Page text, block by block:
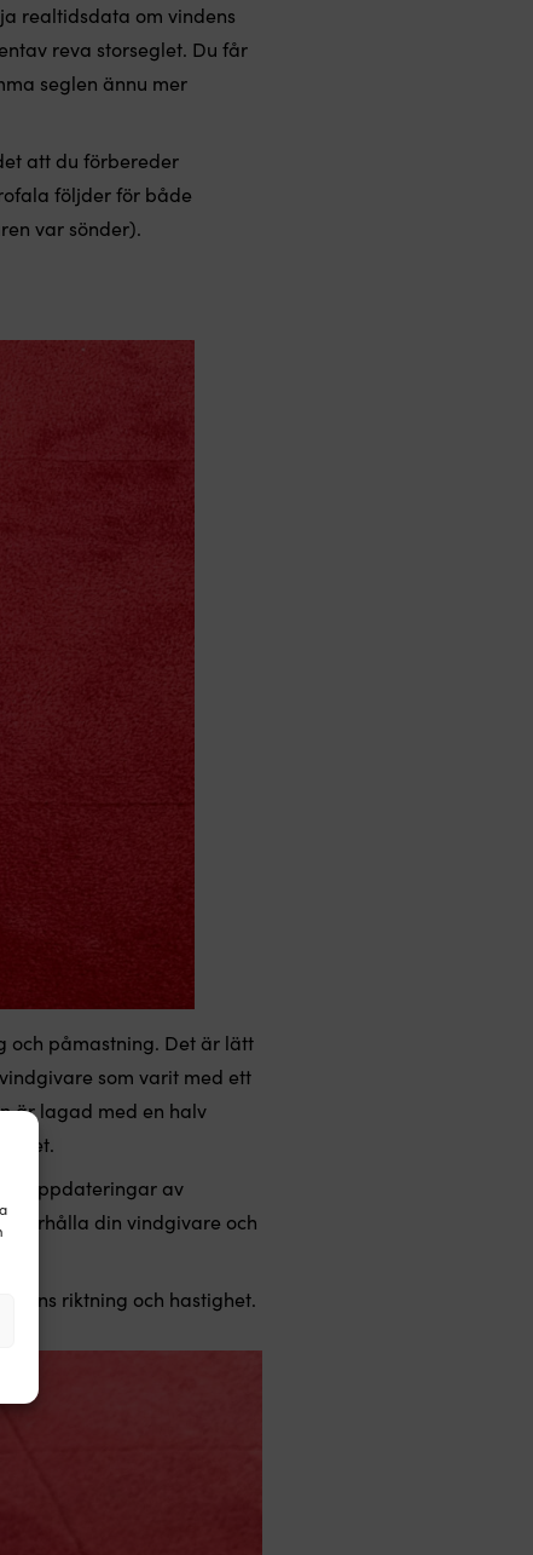
realtidsdata om vindens
reva storseglet. Du får
seglen ännu mer
att du förbereder
följder för både
var sönder).
och påmastning. Det är lätt
som varit med ett
är lagad med en halv
uppdateringar av
din vindgivare och
riktning och hastighet.